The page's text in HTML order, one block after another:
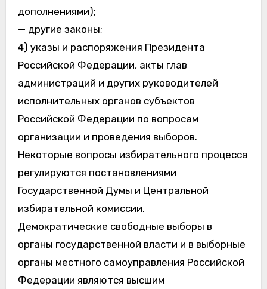
дополнениями);
— другие законы;
4) указы и распоряжения Президента
Российской Федерации, акты глав
администраций и других руководителей
исполнительных органов субъектов
Российской Федерации по вопросам
организации и проведения выборов.
Некоторые вопросы избирательного процесса
регулируются постановлениями
Государственной Думы и Центральной
избирательной комиссии.
Демократические свободные выборы в
органы государственной власти и в выборные
органы местного самоуправления Российской
Федерации являются высшим